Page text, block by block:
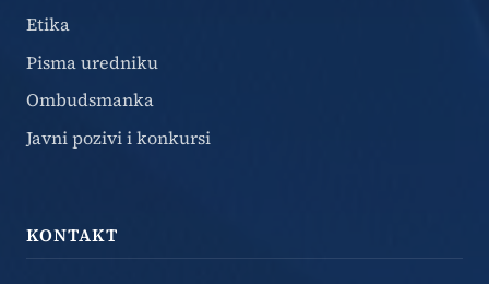
Etika
Pisma uredniku
Ombudsmanka
Javni pozivi i konkursi
KONTAKT